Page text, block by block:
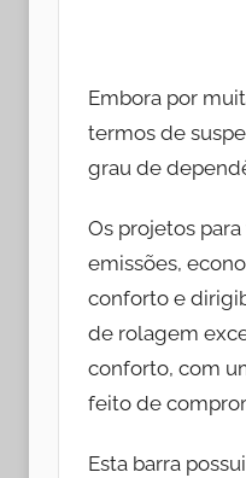
Embora por
termos de
grau de
Os projetos
emissões,
conforto e
de rolagem
conforto, com
feito de
Esta barra